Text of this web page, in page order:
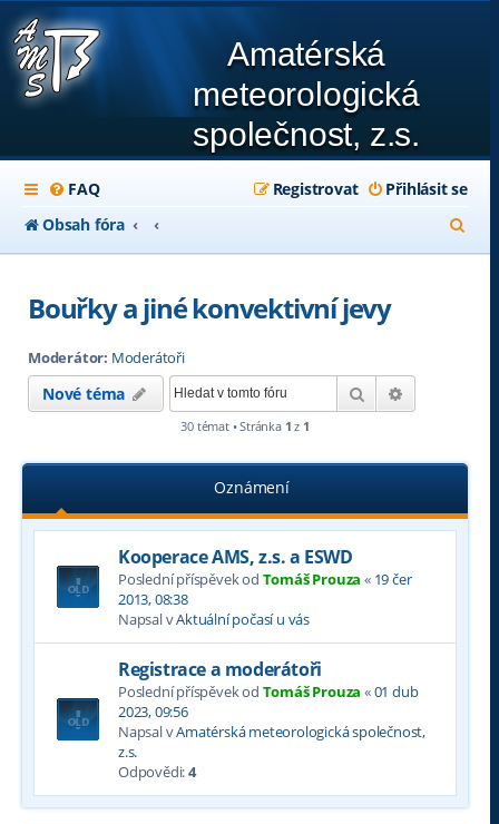
Amatérská
meteorologická
společnost, z.s.
FAQ Přihlásit se
Registrovat
Obsah fóra
l
Bouřky a jiné konvektivní jevy
Moderátor: Moderátoři
Nové téma Hledat
30 témat • Stránka 1 z 1
Oznámení
Kooperace AMS, z.s. a ESWD
Poslední příspěvek od Tomáš Prouza « 19 čer
2013, 08:38
Napsal vAktuální počasí u vás
Registrace a moderátoři
Poslední příspěvek od Tomáš Prouza «01 dub
2023, 09:56
Napsal vAmatérská meteorologická společnost,
z.s.
Odpovědi:4